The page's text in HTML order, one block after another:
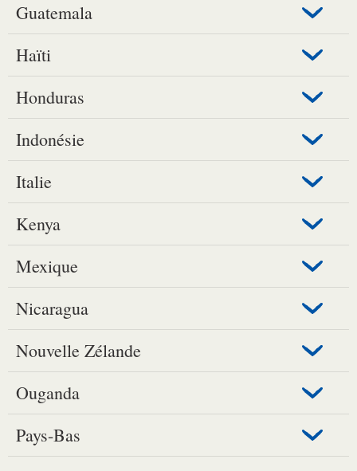
Guatemala
Haïti
Honduras
Indonésie
Italie
Kenya
Mexique
Nicaragua
Nouvelle Zélande
Ouganda
Pays-Bas